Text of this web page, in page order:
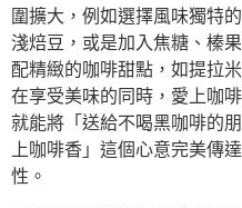
圍擴大，例如選擇風味獨特
淺焙豆，或是加入焦糖、榛
配精緻的咖啡甜點，如提拉
在享受美味的同時，愛上咖
就能將「送給不喝黑咖啡的
上咖啡香」這個心意完美傳
性。